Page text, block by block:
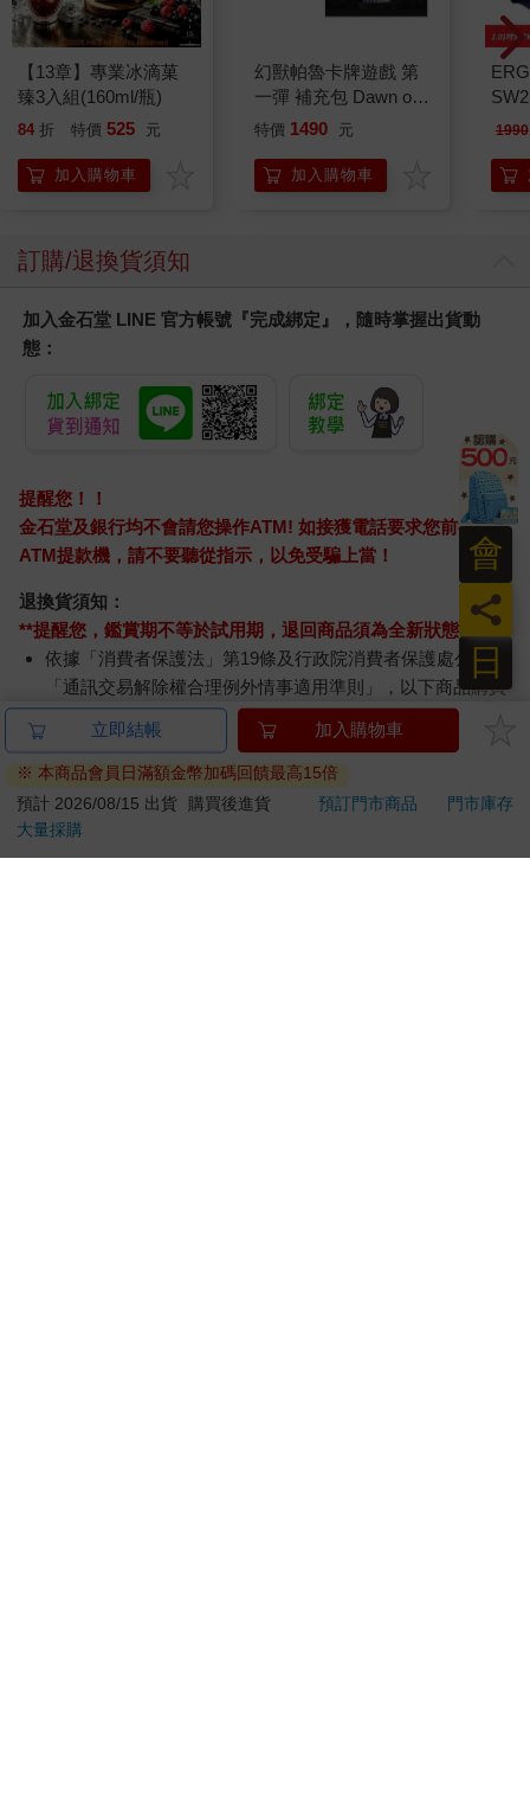
【13章】專業冰滴菓
臻3入組(160ml/瓶)
84 折 特價 525 元
加入購物車
幻獸帕魯卡牌遊戲 第
一彈 補充包 Dawn of
Palpagos（日文版一
特價 1490 元
加入購物車
泳
1990
訂購/退換貨須知
加入金石堂 LINE 官方帳號『完成綁定』，隨時掌握出貨動
態：
提醒您！！
金石堂及銀行均不會請您操作ATM! 如接獲電話要求您前往
ATM提款機，請不要聽從指示，以免受騙上當！
退換貨須知：
**提醒您，鑑賞期不等於試用期，退回商品須為全新狀態**
依據「消費者保護法」第19條及行政院消費者保護處公告之
「通訊交易解除權合理例外情事適用準則」，以下商品購買
後，除商品本身有瑕疵外，將不提供7天的猶豫期：
易於腐敗、保存期限較短或解約時即將逾期。（如：生
鮮食品）
依消費者要求所為之客製化給付。（客製化商品）
報紙、期刊或雜誌。（含MOOK、外文雜誌）
經消費者拆封之影音商品或電腦軟體。
立即結帳 加入購物車
※ 本商品會員日滿額金幣加碼回饋最高15倍
預計 2026/08/15 出貨
購買後進貨 預訂門市商品
門市庫存
大量採購
日
員
會